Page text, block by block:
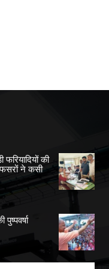
की
ने कसी